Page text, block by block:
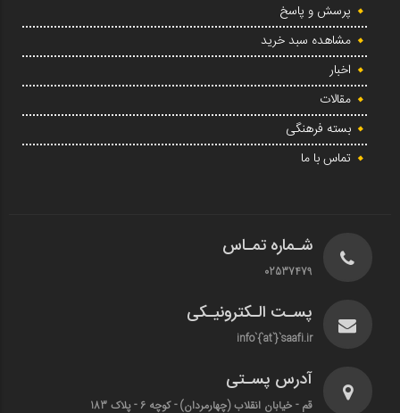
پرسش و پاسخ
مشاهده سبد خرید
اخبار
مقالات
بسته فرهنگی
تماس با ما
شـماره تمـاس
02537479
پسـت الـکترونیـکی
info`{`at`}`saafi.ir
آدرس پسـتی
قم - خیابان انقلاب (چهارمردان)‌ - کوچه 6 - پلاک 183